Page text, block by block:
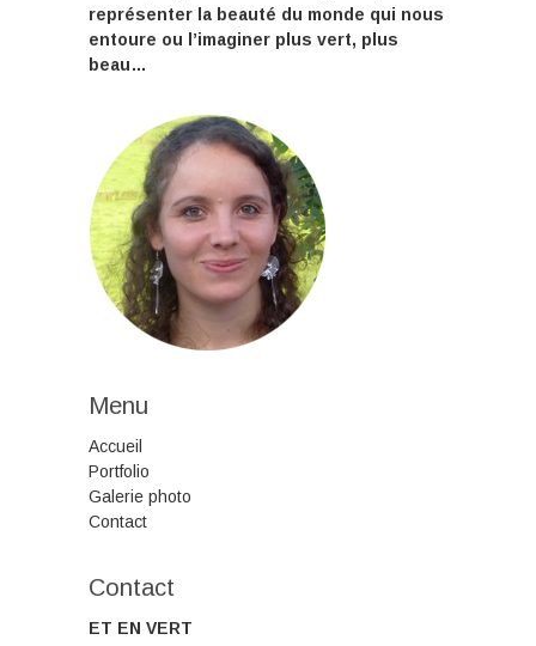
représenter la beauté du monde qui nous
entoure ou l’imaginer plus vert, plus
beau…
Menu
Accueil
Portfolio
Galerie photo
Contact
Contact
ET EN VERT